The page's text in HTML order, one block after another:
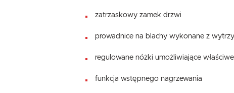
zatrzaskowy zamek drzwi
prowadnice na blachy wykonane z
regulowane nóżki umożliwiające
funkcja wstępnego nagrzewania